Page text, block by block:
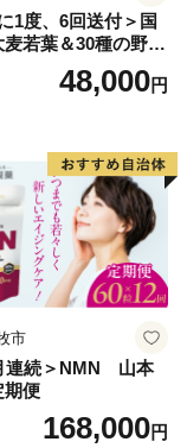
第4弾
1度、6回送付＞国
麦若葉＆30種の野
漢方 定期便
48,000円
市
連続＞NMN 山本
便
168,000円